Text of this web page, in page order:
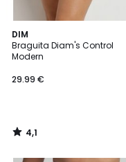
DIM
Braguita Diam's Control
Modern
29.99 €
4,1
/ 5
4,1
/